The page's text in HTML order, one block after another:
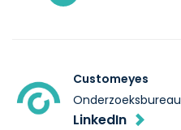
Customeyes
Onderzoeksbureau
LinkedIn